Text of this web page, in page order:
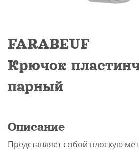
звонок
FARABEUF
Крючок
парный
Описание
Представляет собой плоскую